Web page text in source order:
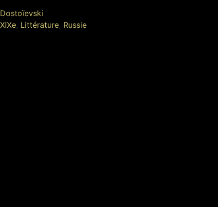
Dostoïevski
XIXe, Littérature, Russie